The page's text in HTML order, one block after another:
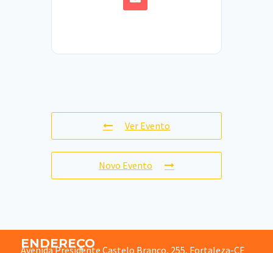
Ver Evento
Novo Evento
ENDEREÇO
Avenida Presidente Castelo Branco, 255, Fortaleza-CE